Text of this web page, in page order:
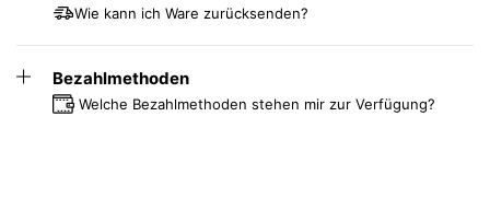
Wie kann ich Ware zurücksenden?
Bezahlmethoden
Welche Bezahlmethoden stehen mir zur Verfügung?